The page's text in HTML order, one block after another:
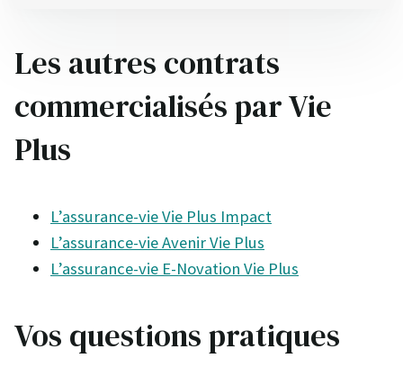
Les autres contrats
commercialisés par Vie
Plus
L’assurance-vie Vie Plus Impact
L’assurance-vie Avenir Vie Plus
L’assurance-vie E-Novation Vie Plus
Vos questions pratiques